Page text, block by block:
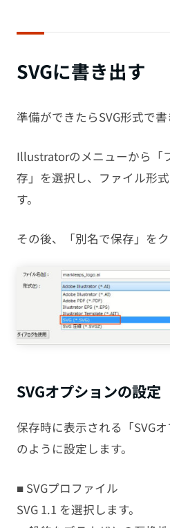
SVGに書き出す
準備ができたらSVG形式で書
Illustratorのメニューから「
存」を選択し、ファイル形
す。
その後、「別名で保存」をク
SVGオプションの設定
保存時に表示される「SVG
のように設定します。
■ SVGプロファイル
SVG 1.1 を選択します。